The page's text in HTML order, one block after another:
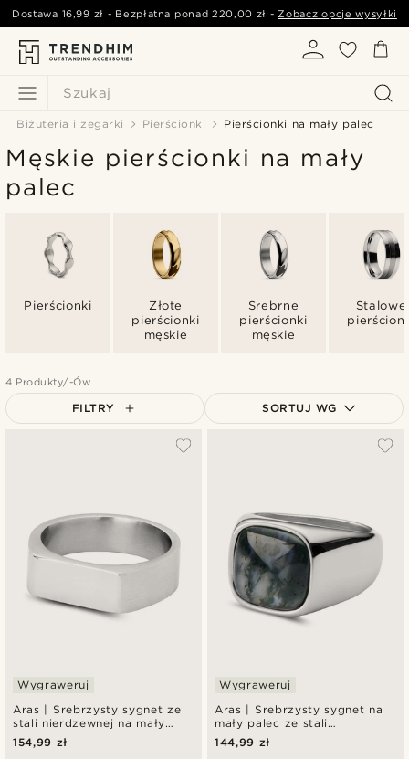
Szukaj
Dostawa 16,99 zł - Bezpłatna ponad220,00 zł -Zobacz opcje wysyłki
Biżuteria i zegarki Pierścionki Pierścionki na mały palec
Męskie pierścionki na mały
palec
Pierścionki
Złote
pierścionki
męskie
Srebrne
pierścionki
męskie
Stalowe
4 Produkty/-Ów
FILTRY SORTUJ WG
Najwyższa cena
Aras | Srebrzysty sygnet ze
stali nierdzewnej na mały
palec
Wygraweruj
154,99 zł
Aras | Srebrzysty sygnet na
mały palec ze stali
nierdzewnej i agatu
mchowego
Wygraweruj
144,99 zł